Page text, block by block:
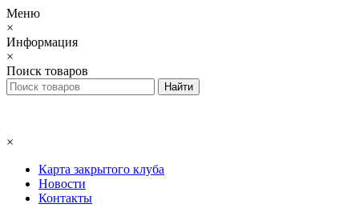
Меню
×
Информация
×
Поиск товаров
×
Карта закрытого клуба
Новости
Контакты